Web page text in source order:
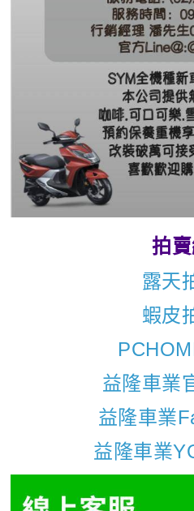
拍賣
露天
蝦皮
益隆車業
益隆車業
益隆車業